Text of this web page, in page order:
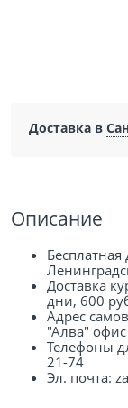
Доставка в
Описание
Доставка
дни, 600
Адрес
"Алва"
Телефоны
21-74
Эл. почта: